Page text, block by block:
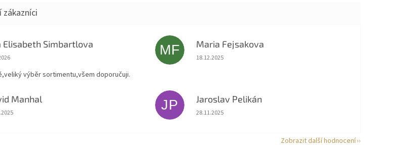
Elisabeth Simbartlova
obchodu je 5 z 5 hvězdiček.
výběr sortimentu,všem doporučuji.
MF Maria Fejsakova
Hodnocení obchodu je 5 z 5 hvězdiček.
18.12.2025
Manhal
obchodu je 5 z 5 hvězdiček. JP Jaroslav Pelikán
Hodnocení obchodu je 5 z 5 hvězdiček.
28.11.2025
Zobrazit další hodnocení